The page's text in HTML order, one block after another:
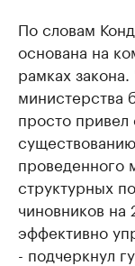
По словам
основана на
рамках
министерства
просто привел
проведенного
структурных
чиновников на
эффективно
- подчеркнул